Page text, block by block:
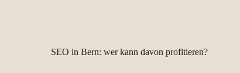
SEO in Bern: wer kann davon profitieren?